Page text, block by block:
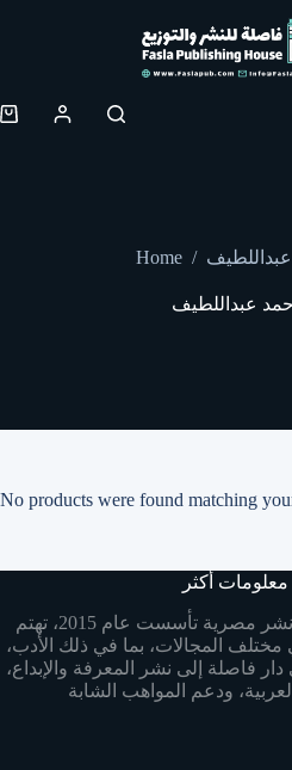
Shopping
Home / عبداللطيف
احمد عبداللطيف
No products were found matching
معلومات أكثر
فاصلة للنشر هي دار نشر مصرية تأسست عام 2015، تهتم
مختلف المجالات، بما في ذلك الأدب،
فاصلة إلى نشر المعرفة والإبداع،
ودعم المواهب الشابة